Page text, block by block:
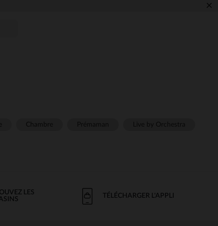
×
LES
TÉLÉCHARGER L'APPLI